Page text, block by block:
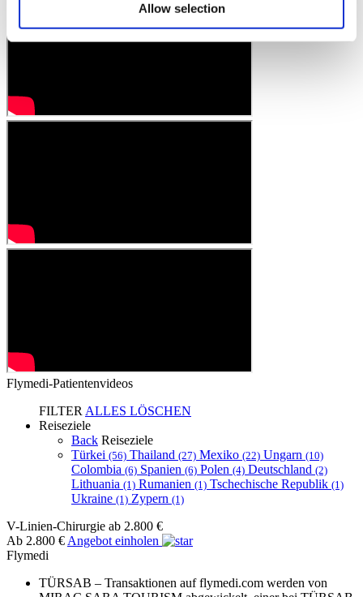
Allow selection
Flymedi-Patientenvideos
FILTER ALLES LÖSCHEN
Reiseziele
Back Reiseziele
Türkei (56) Thailand (27) Mexiko (22) Ungarn (10)
Colombia (6) Spanien (6) Polen (4) Deutschland (2)
Lithuania (1) Rumanien (1) Tschechische Republik (1)
Ukraine (1) Zypern (1)
V-Linien-Chirurgie ab 2.800 €
Ab 2.800 € Angebot einholen
Flymedi
TÜRSAB – Transaktionen auf flymedi.com werden von